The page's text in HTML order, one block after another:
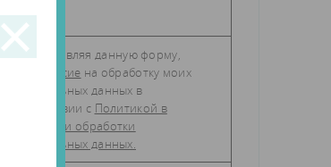
Отправляя данную форму,
согласие
персональных данных в
соответствии с Политикой в
отношении обработки
персональных данных.